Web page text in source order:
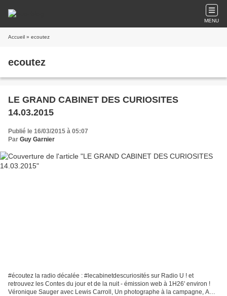
MENU
Accueil » ecoutez
ecoutez
LE GRAND CABINET DES CURIOSITES
14.03.2015
Publié le 16/03/2015 à 05:07
Par Guy Garnier
#écoutez la radio décalée : #lecabinetdescuriosités sur Radio U ! et
retrouvez les Contes du jour et de la nuit - émission web à 1H26' environ !
Véronique Sauger avec Lewis Carroll, Un photographe à la campagne, A